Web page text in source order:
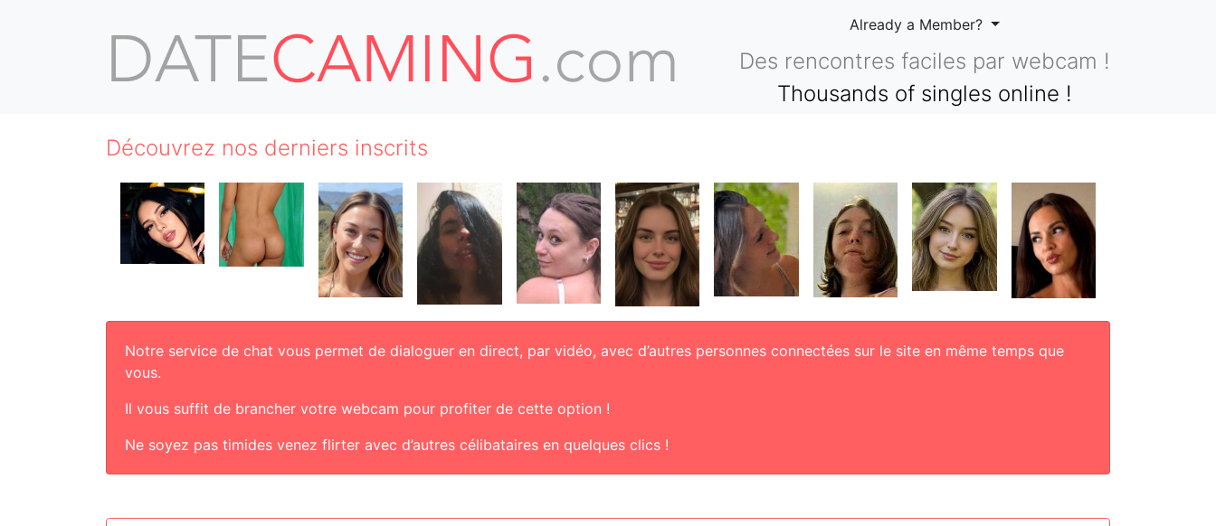
Already a Member?
Des rencontres faciles par webcam !
Thousands of singles online !
Découvrez nos derniers inscrits
Notre service de chat vous permet de dialoguer en direct, par vidéo, avec d’autres personnes connectées sur le site en même temps que
vous.
Il vous suffit de brancher votre webcam pour profiter de cette option !
Ne soyez pas timides venez flirter avec d’autres célibataires en quelques clics !